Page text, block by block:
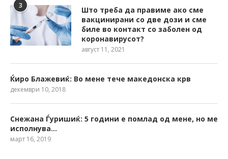
3
Што треба да правиме ако сме
вакцинирани со две дози и сме
биле во контакт со заболен од
коронавирусот?
август 11, 2021
Ќиро Блажевиќ: Во мене тече македонска крв
декември 10, 2018
Снежана Ѓуришиќ: 5 години е помлад од мене, но ме
исполнува…
март 16, 2019